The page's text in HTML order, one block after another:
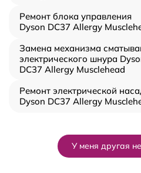
Ремонт блока управления
Dyson DC37 Allergy
Замена механизма
электрического шнура
DC37 Allergy Musclehead
Ремонт электрической
Dyson DC37 Allergy
У меня другая